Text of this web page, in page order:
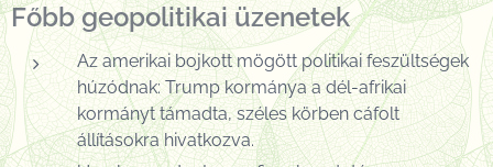
Főbb geopolitikai üzenetek
Az amerikai bojkott mögött politikai feszültségek
húzódnak: Trump kormánya a dél-afrikai
kormányt támadta, széles körben cáfolt
állításokra hivatkozva.